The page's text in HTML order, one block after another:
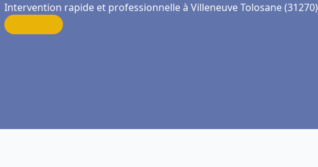
Intervention rapide et professionnelle à Villeneuve Tolosane (31270)